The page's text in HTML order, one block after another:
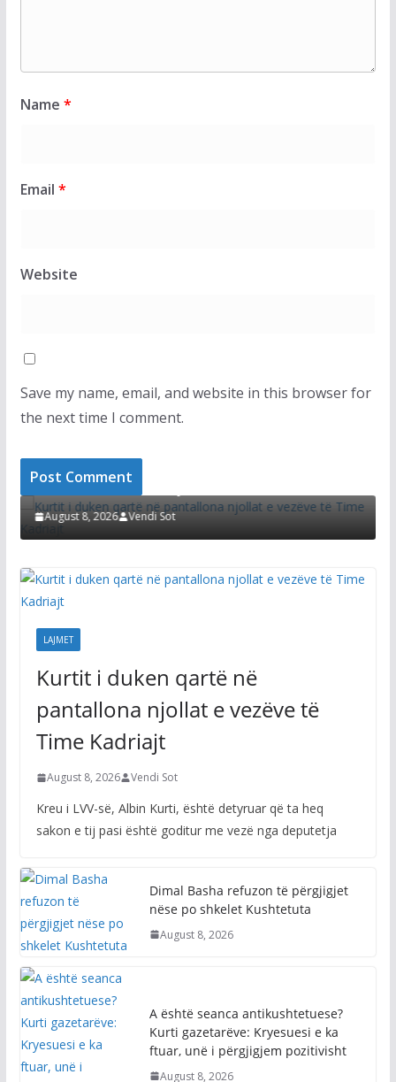
Name *
Email *
Website
Save my name, email, and website in this browser for
the next time I comment.
Kurtit i duken qartë në pantallona njollat e
vezëve të Time Kadriajt
August 8, 2026 Vendi Sot
LAJMET
Kurtit i duken qartë në
pantallona njollat e vezëve të
Time Kadriajt
August 8, 2026 Vendi Sot
Kreu i LVV-së, Albin Kurti, është detyruar që ta heq
sakon e tij pasi është goditur me vezë nga deputetja
Dimal Basha refuzon të përgjigjet
nëse po shkelet Kushtetuta
August 8, 2026
A është seanca antikushtetuese?
Kurti gazetarëve: Kryesuesi e ka
ftuar, unë i përgjigjem pozitivisht
August 8, 2026